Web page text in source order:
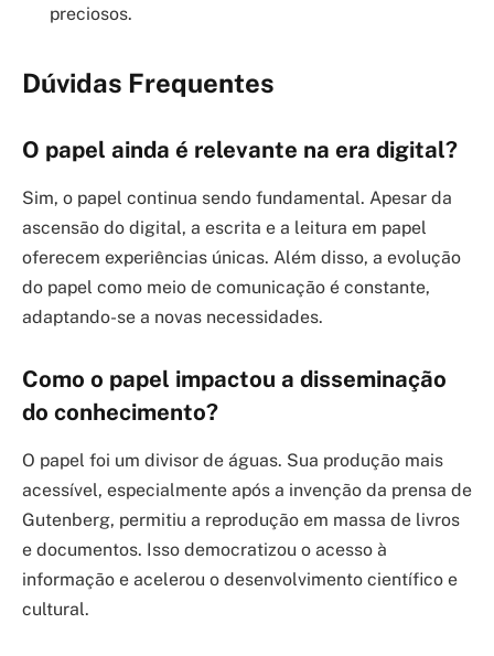
preciosos.
Dúvidas Frequentes
O papel ainda é relevante na era digital?
Sim, o papel continua sendo fundamental. Apesar da
ascensão do digital, a escrita e a leitura em papel
oferecem experiências únicas. Além disso, a evolução
do papel como meio de comunicação é constante,
adaptando-se a novas necessidades.
Como o papel impactou a disseminação
do conhecimento?
O papel foi um divisor de águas. Sua produção mais
acessível, especialmente após a invenção da prensa de
Gutenberg, permitiu a reprodução em massa de livros
e documentos. Isso democratizou o acesso à
informação e acelerou o desenvolvimento científico e
cultural.